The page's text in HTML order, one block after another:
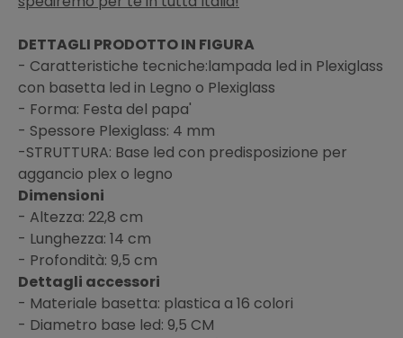
DETTAGLI PRODOTTO IN FIGURA
- Caratteristiche tecniche:lampada led in Plexiglass
con basetta led in Legno o Plexiglass
- Forma: Festa del papa'
- Spessore Plexiglass: 4 mm
-STRUTTURA: Base led con predisposizione per
aggancio plex o legno
Dimensioni
- Altezza: 22,8 cm
- Lunghezza: 14 cm
- Profondità: 9,5 cm
Dettagli accessori
- Materiale basetta: plastica a 16 colori
- Diametro base led: 9,5 CM